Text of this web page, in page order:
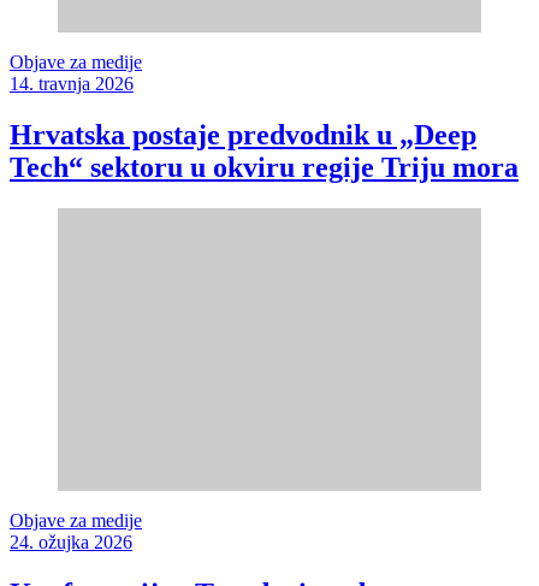
Objave za medije
14. travnja 2026
Hrvatska postaje predvodnik u „Deep
Tech“ sektoru u okviru regije Triju mora
Objave za medije
24. ožujka 2026